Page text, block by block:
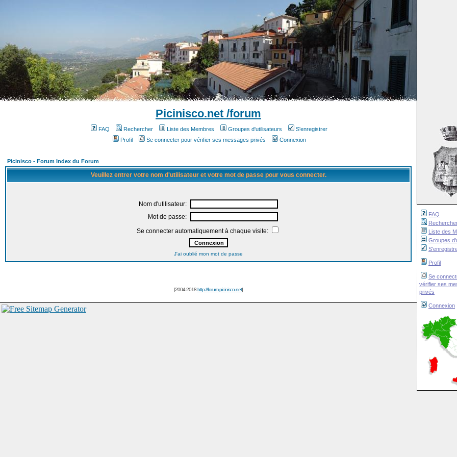
FAQ
Liste des
Groupes
Profil
Se
vérifier ses
privés
Connexion
Picinisco.net /forum
FAQ Rechercher Liste des Membres Groupes d'utilisateurs
S'enregistrer
Profil
Se connecter pour vérifier ses messages privés Connexion
Picinisco - Forum Index du Forum
Veuillez entrer votre nom d'utilisateur et votre mot de passe pour vous connecter.
Nom d'utilisateur:
Mot de passe:
Se connecter automatiquement à chaque visite:
J'ai oublié mon mot de passe
[2004-2018http://forum.picinisco.net]